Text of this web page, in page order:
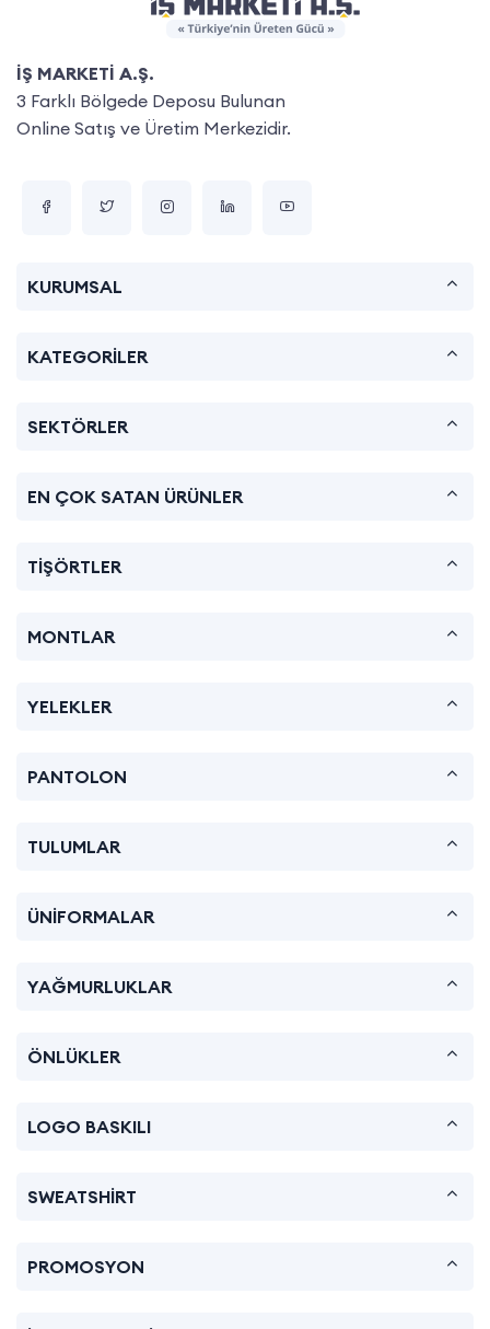
İŞ MARKETİ A.Ş.
3 Farklı Bölgede Deposu Bulunan
Online Satış ve Üretim Merkezidir.
KURUMSAL
KATEGORİLER
SEKTÖRLER
EN ÇOK SATAN ÜRÜNLER
TİŞÖRTLER
MONTLAR
YELEKLER
PANTOLON
TULUMLAR
ÜNİFORMALAR
YAĞMURLUKLAR
ÖNLÜKLER
LOGO BASKILI
SWEATSHİRT
PROMOSYON